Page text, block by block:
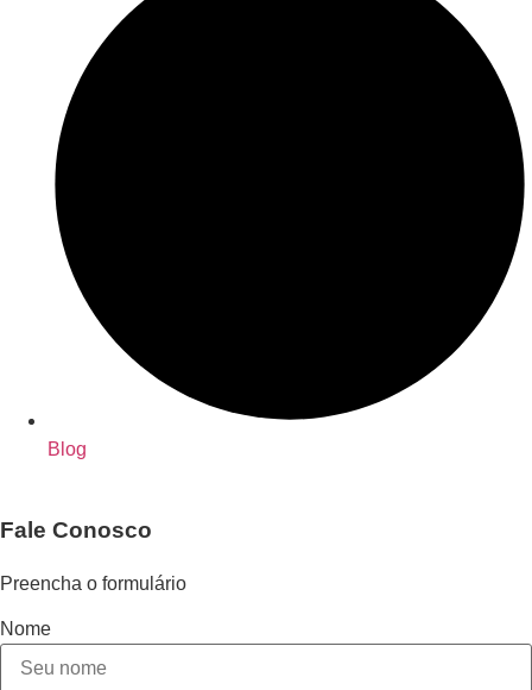
Blog
Fale Conosco
Preencha o formulário
Nome